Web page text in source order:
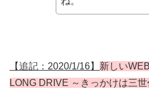
【追記：2020/1/16】 新しい
LONG DRIVE ～きっかけは三